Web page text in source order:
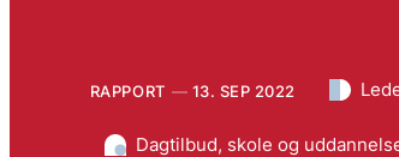
RAPPORT 13. SEP 2022
Dagtilbud, skole og